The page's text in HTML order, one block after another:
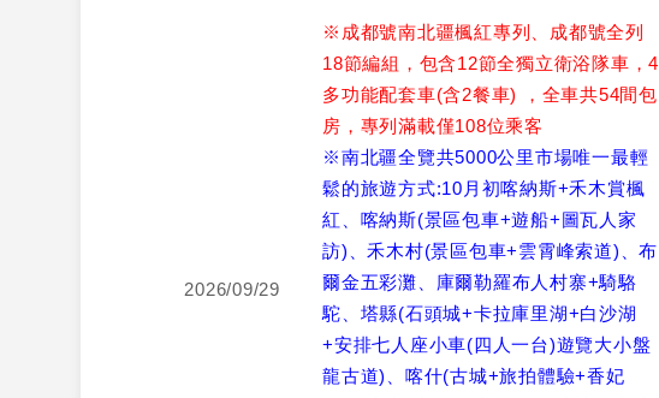
2026/09/29
※成都號南北疆楓紅專列、成都號全列
18節編組，包含12節全獨立衛浴隊車，4
多功能配套車(含2餐車) ，全車共54間包
房，專列滿載僅108位乘客
※南北疆全覽共5000公里市場唯一最輕
鬆的旅遊方式:10月初喀納斯+禾木賞楓
紅、喀納斯(景區包車+遊船+圖瓦人家
訪)、禾木村(景區包車+雲霄峰索道)、布
爾金五彩灘、庫爾勒羅布人村寨+騎駱
駝、塔縣(石頭城+卡拉庫里湖+白沙湖
+安排七人座小車(四人一台)遊覽大小盤
龍古道)、喀什(古城+旅拍體驗+香妃